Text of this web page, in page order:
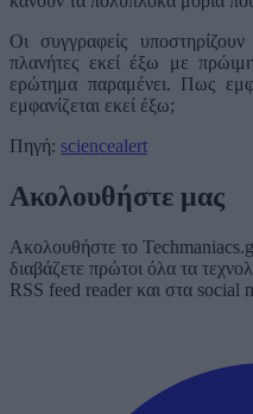
Οι συγγραφείς
πλανήτες εκεί έξω με
ερώτημα παραμένει. Πως
εμφανίζεται εκεί έξω;
Πηγή: sciencealert
Ακολουθήστε μας
Ακολουθήστε το
διαβάζετε πρώτοι όλα τα
RSS feed reader και στα social